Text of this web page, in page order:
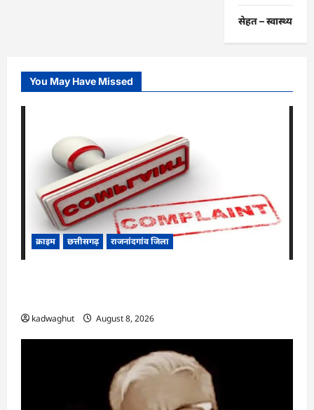
सेहत – स्‍वास्‍थ्‍य
You May Have Missed
क्राइम छत्तीसगढ़ राजनांदगांव जिला
kadwaghut August 8, 2026